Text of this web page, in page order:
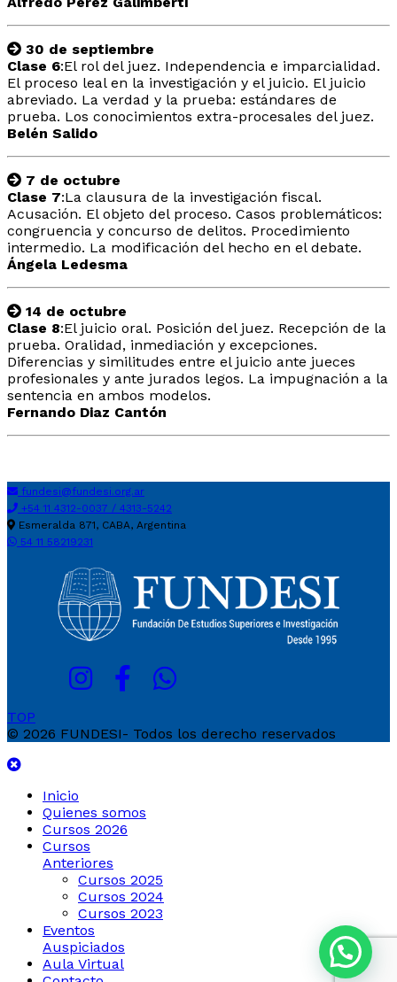
30 de septiembre
Clase 6:El rol del juez. Independencia e imparcialidad.
El proceso leal en la investigación y el juicio. El juicio
abreviado. La verdad y la prueba: estándares de
prueba. Los conocimientos extra-procesales del juez.
Belén Salido
7 de octubre
Clase 7:La clausura de la investigación fiscal.
Acusación. El objeto del proceso. Casos problemáticos:
congruencia y concurso de delitos. Procedimiento
intermedio. La modificación del hecho en el debate.
Ángela Ledesma
14 de octubre
Clase 8:El juicio oral. Posición del juez. Recepción de la
prueba. Oralidad, inmediación y excepciones.
Diferencias y similitudes entre el juicio ante jueces
profesionales y ante jurados legos. La impugnación a la
sentencia en ambos modelos.
Fernando Diaz Cantón
fundesi@fundesi.org.ar
+54 11 4312-0037 / 4313-5242
Esmeralda 871, CABA, Argentina
54 11 58219231
TOP
© 2026 FUNDESI- Todos los derecho reservados
Inicio
Quienes somos
Cursos 2026
Cursos
Anteriores
Cursos 2025
Cursos 2024
Cursos 2023
Eventos
Auspiciados
Aula Virtual